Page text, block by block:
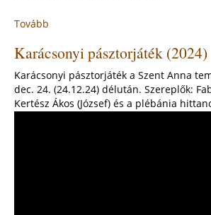
Tovább
volt
Ige"
-
Karácsonyt
Karácsonyi pásztorjáték (2024)
Karácsonyi pásztorjáték a Szent Anna
dec. 24. (24.12.24) délután. Szereplők:
Kertész Ákos (József) és a plébánia